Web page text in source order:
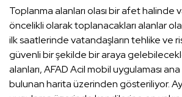
Toplanma alanları olası bir afet halinde
öncelikli olarak toplanacakları alanlar
ilk saatlerinde vatandaşların tehlike ve
güvenli bir şekilde bir araya
alanları, AFAD Acil mobil uygulaması
bulunan harita üzerinden gösteriliyor.